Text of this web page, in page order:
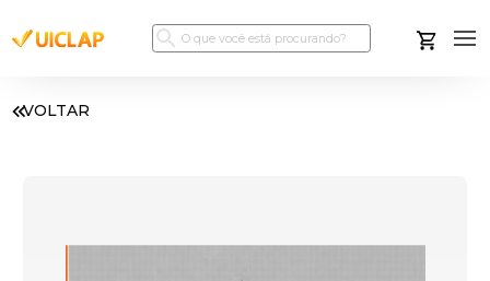
VOLTAR